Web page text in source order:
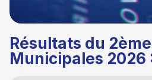
Résultats du
Municipales 2026